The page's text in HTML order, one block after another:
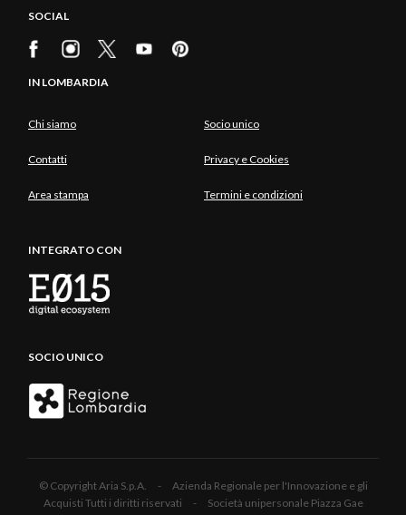
SOCIAL
IN LOMBARDIA
Chi siamo Socio unico
Contatti Privacy e Cookies
Area stampa Termini e condizioni
INTEGRATO CON
SOCIO UNICO
© Copyright Aria S.p.A. - Azienda Regionale per l'Innovazione e gli
Acquisti Tutti i diritti riservati - Società unipersonale Piazza Gae